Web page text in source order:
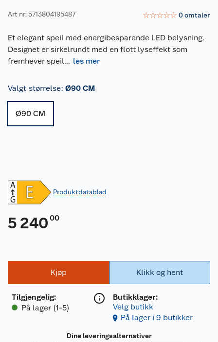
Art nr: 5713804195487 ☆☆☆☆☆ 0omtaler
Et elegant speil med energibesparende LED belysning.
Designet er sirkelrundt med en flott lyseffekt som
fremhever speil... les mer
Valgt størrelse: Ø90 CM
Ø90 CM
Produktdatablad
5 240 00
Kjøp
Tilgjengelig:
På lager (1-5)
Klikk og hent
Butikklager:
Velg butikk
På lager i 9 butikker
Dine leveringsalternativer